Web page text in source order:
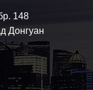
148
Донгуан